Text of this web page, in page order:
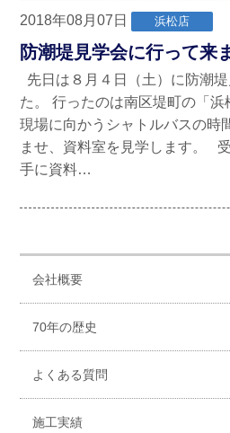
2018年08月07日 浜松店
防潮堤見学会に行って来
先日は８月４日（土）に防潮
た。 行ったのは南区堤町の「
現場に向かうシャトルバスの時
ませ、資料室を見学します。
手に資料…
会社概要
70年の歴史
よくある質問
施工実績